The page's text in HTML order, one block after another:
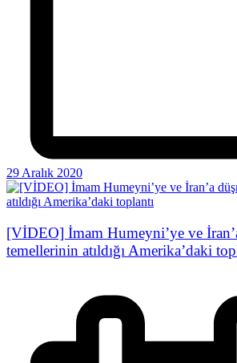
29 Aralık 2020
[VİDEO] İmam Humeyni’ye ve
temellerinin atıldığı Amerika’daki